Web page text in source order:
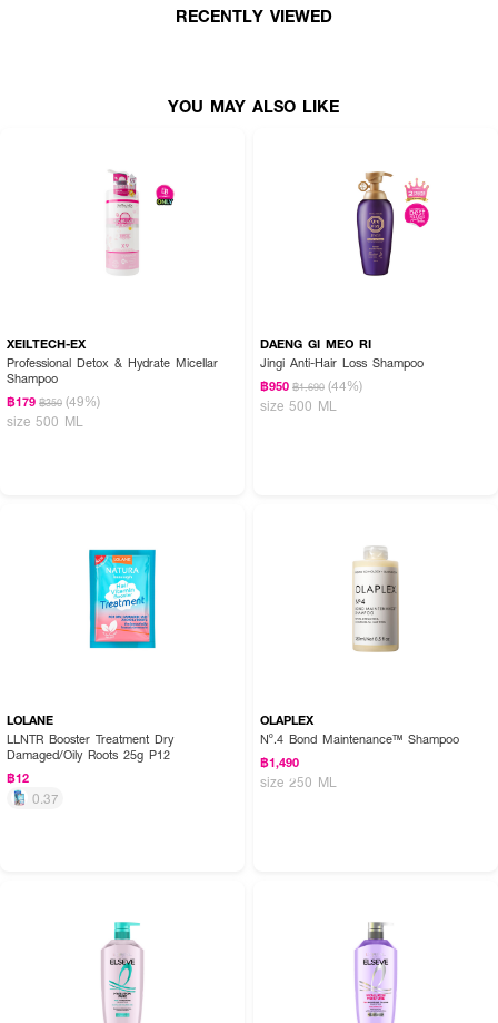
RECENTLY VIEWED
YOU MAY ALSO LIKE
XEILTECH-EX
Professional Detox & Hydrate Micellar
Shampoo
฿179 ฿350 (49%)
size 500 ML
DAENG GI MEO RI
Jingi Anti-Hair Loss Shampoo
฿950 ฿1,690 (44%)
size 500 ML
LOLANE
LLNTR Booster Treatment Dry
Damaged/Oily Roots 25g P12
฿12
0.37
OLAPLEX
Nº.4 Bond Maintenance™ Shampoo
฿1,490
size 250 ML